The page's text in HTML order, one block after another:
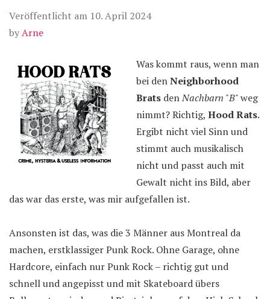
Veröffentlicht am 10. April 2024
byArne
Was kommt raus, wenn man
bei denNeighborhood
Brats denNachbarn "B" weg
nimmt? Richtig, Hood Rats.
Ergibt nicht viel Sinn und
stimmt auch musikalisch
nicht und passt auch mit
Gewalt nicht ins Bild, aber
das war das erste, was mir aufgefallen ist.
Ansonsten ist das, was die 3 Männer aus Montreal da
machen, erstklassiger Punk Rock. Ohne Garage, ohne
Hardcore, einfach nur Punk Rock – richtig gut und
schnell und angepisst und mit Skateboard übers